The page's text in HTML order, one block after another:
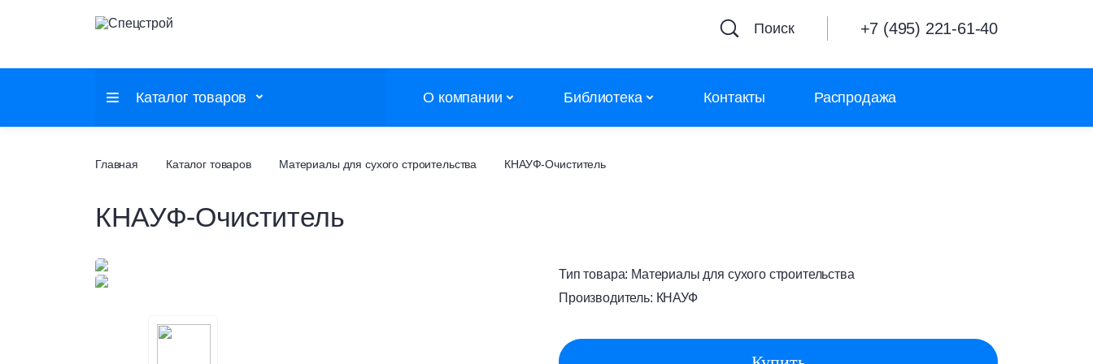
Поиск +7 (495) 221-61-40
Каталог товаров
Настенные покрытия
Фальшпол
О компании
Объекты
Библиотека
Сертификаты
Каталоги
Контакты Распродажа
Главная Каталог товаров Материалы для сухого строительства КНАУФ-Очиститель
КНАУФ-Очиститель
Тип товара: Материалы для сухого строительства
Производитель: КНАУФ